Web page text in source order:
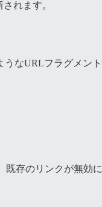
れます。
うなURLフラグメン
存のリンクが無効